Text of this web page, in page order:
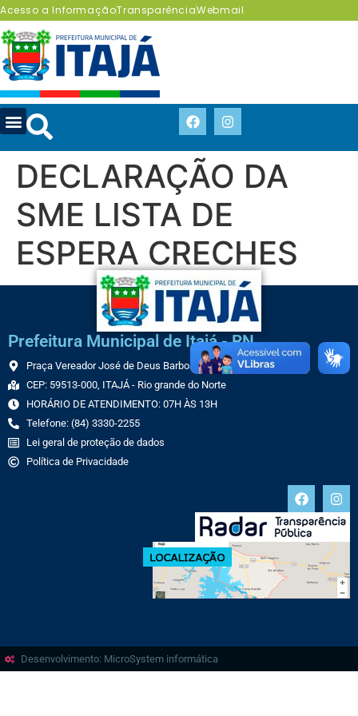
Acesso a InformaçãoTransparênciaWebmail
DECLARAÇÃO DA
SME LISTA DE
ESPERA CRECHES
Prefeitura Municipal de Itajá - RN
Praça Vereador José de Deus Barbosa, 70 CENTRO
CEP: 59513-000, ITAJÁ - Rio grande do Norte
HORÁRIO DE ATENDIMENTO: 07H ÀS 13H
Telefone: (84) 3330-2255
Lei geral de proteção de dados
Política de Privacidade
Desenvolvimento: MicroSystem informática